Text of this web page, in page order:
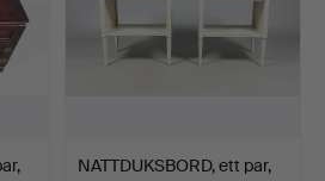
NATTDUKSBORD, ett par,